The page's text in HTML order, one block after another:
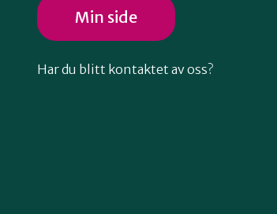
Min side
Har du blitt kontaktet av oss?